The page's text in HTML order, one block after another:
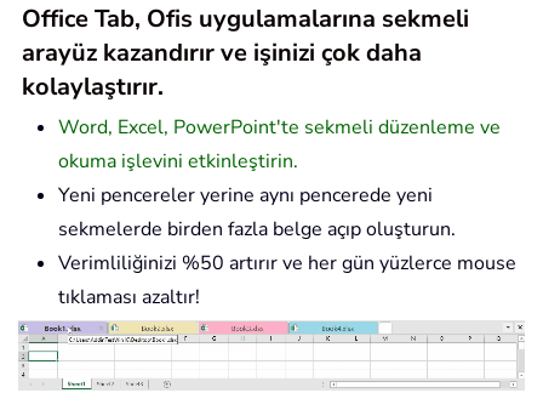
Office Tab, Ofis uygulamalarına sekmeli
arayüz kazandırır ve işinizi çok daha
kolaylaştırır.
Word, Excel, PowerPoint'te sekmeli düzenleme ve
okuma işlevini etkinleştirin.
Yeni pencereler yerine aynı pencerede yeni
sekmelerde birden fazla belge açıp oluşturun.
Verimliliğinizi %50 artırır ve her gün yüzlerce mouse
tıklaması azaltır!